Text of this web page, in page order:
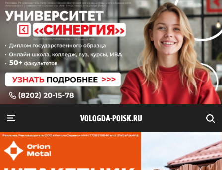
VOLOGDA-POISK.RU